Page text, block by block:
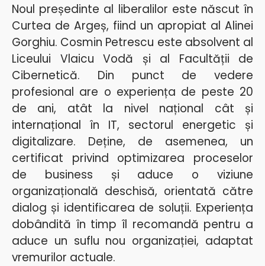
Noul președinte al liberalilor este născut în
Curtea de Argeș, fiind un apropiat al Alinei
Gorghiu. Cosmin Petrescu este absolvent al
Liceului Vlaicu Vodă și al Facultății de
Cibernetică. Din punct de vedere
profesional are o experiența de peste 20
de ani, atât la nivel național cât și
internațional în
IT, sectorul energetic și
digitalizare. Deține, de asemenea, un
certificat privind optimizarea proceselor
de business și aduce o viziune
organizațională deschisă, orientată către
dialog și identificarea de soluții. Experiența
dobândită în timp îl recomandă pentru a
aduce un suflu nou organizației, adaptat
vremurilor actuale.